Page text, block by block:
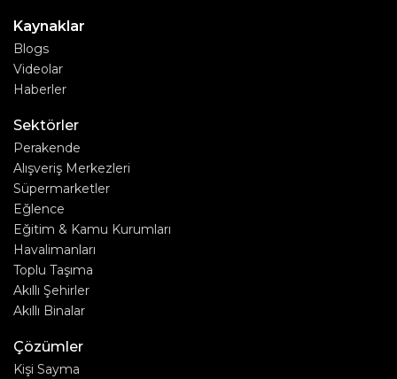
Kaynaklar
Blogs
Videolar
Haberler
Sektörler
Perakende
Alışveriş Merkezleri
Süpermarketler
Eğlence
Eğitim & Kamu Kurumları
Havalimanları
Toplu Taşıma
Akıllı Şehirler
Akıllı Binalar
Çözümler
Kişi Sayma